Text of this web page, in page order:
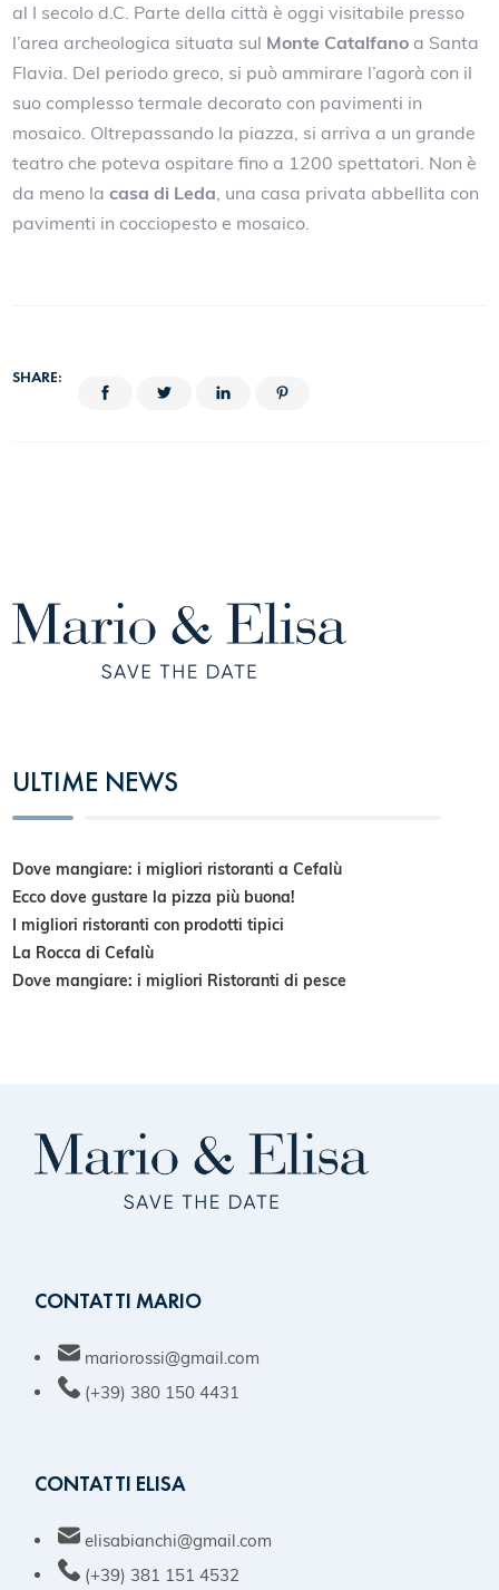
al I secolo d.C. Parte della città è oggi visitabile presso
l’area archeologica situata sul Monte Catalfano a Santa
Flavia. Del periodo greco, si può ammirare l’agorà con il
suo complesso termale decorato con pavimenti in
mosaico. Oltrepassando la piazza, si arriva a un grande
teatro che poteva ospitare fino a 1200 spettatori. Non è
da meno lacasa di Leda, una casa privata abbellita con
pavimenti in cocciopesto e mosaico.
SHARE:
ULTIME NEWS
Dove mangiare: i migliori ristoranti a Cefalù
Ecco dove gustare la pizza più buona!
I migliori ristoranti con prodotti tipici
La Rocca di Cefalù
Dove mangiare: i migliori Ristoranti di pesce
CONTATTI MARIO
mariorossi@gmail.com
(+39) 380 150 4431
CONTATTI ELISA
elisabianchi@gmail.com
(+39) 381 151 4532